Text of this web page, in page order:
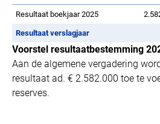
Resultaat boekjaar 2025
Resultaat verslagjaar
Voorstel resultaatbestemming
Aan de algemene vergadering
resultaat ad. € 2.582.000 toe te
reserves.